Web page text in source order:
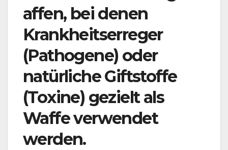
affen, bei denen
Krankheitserreger
(Pathogene) oder
natürliche Giftstoffe
(Toxine) gezielt als
Waffe verwendet
werden.